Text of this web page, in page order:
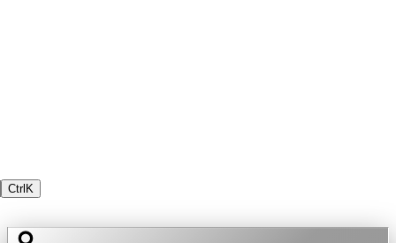
Ctrl K